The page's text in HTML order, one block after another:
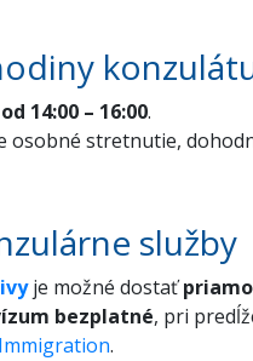
14:00 – 16:00.
osobné stretnutie,
služby
je možné dostať
bezplatné, pri
.